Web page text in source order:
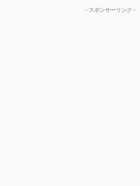
- スポンサーリンク -